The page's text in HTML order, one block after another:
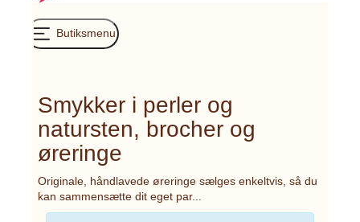
Butiksmenu
Smykker i perler og
natursten, brocher og
øreringe
Originale, håndlavede øreringe sælges enkeltvis, så du
kan sammensætte dit eget par...